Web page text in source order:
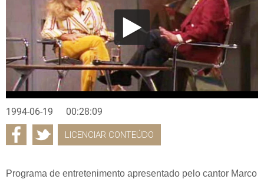
1994-06-19 00:28:09
LICENCIAR CONTEÚDO
Programa de entretenimento apresentado pelo cantor Marco